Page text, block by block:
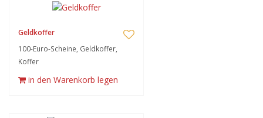
Geldkoffer
100-Euro-Scheine, Geldkoffer,
Koffer
in den Warenkorb legen